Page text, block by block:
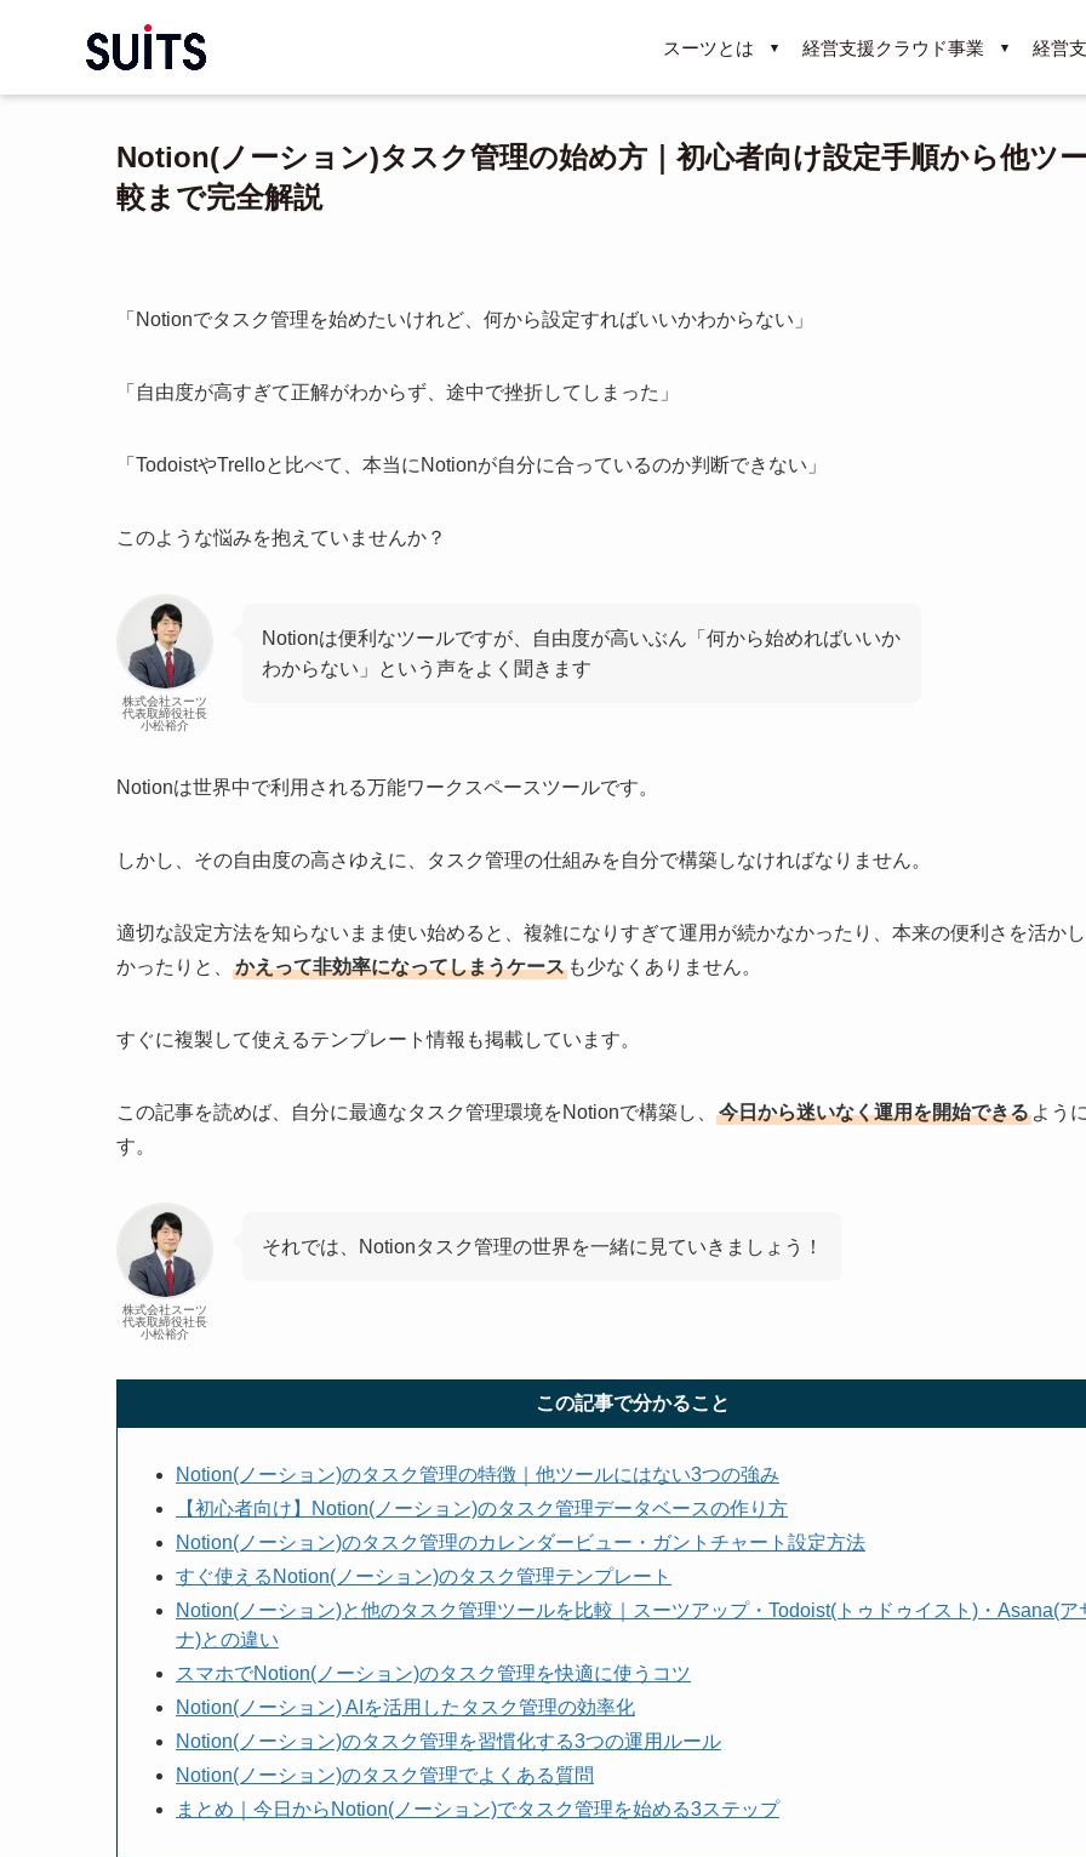
スーツとは 経営支援クラウド事業 経営
Notion(ノーション)タスク管理の始め方｜初心者向け設定手順から他ツ
較まで完全解説
「Notionでタスク管理を始めたいけれど、何から設定すればいいかわからない」
「自由度が高すぎて正解がわからず、途中で挫折してしまった」
「TodoistやTrelloと比べて、本当にNotionが自分に合っているのか判断できない」
このような悩みを抱えていませんか？
株式会社スーツ
代表取締役社長
小松裕介
Notionは便利なツールですが、自由度が高いぶん「何から始めればいいか
わからない」という声をよく聞きます
Notionは世界中で利用される万能ワークスペースツールです。
しかし、その自由度の高さゆえに、タスク管理の仕組みを自分で構築しなければなりません。
適切な設定方法を知らないまま使い始めると、複雑になりすぎて運用が続かなかったり、本来の便利さを活か
かったりと、
かえって非効率になってしまうケース も少なくありません。
すぐに複製して使えるテンプレート情報も掲載しています。
この記事を読めば、自分に最適なタスク管理環境をNotionで構築し、 今日から迷いなく運用を開始できる よう
す。
株式会社スーツ
代表取締役社長
小松裕介
それでは、Notionタスク管理の世界を一緒に見ていきましょう！
この記事で分かること
Notion(ノーション)のタスク管理の特徴｜他ツールにはない3つの強み
【初心者向け】Notion(ノーション)のタスク管理データベースの作り方
Notion(ノーション)のタスク管理のカレンダービュー・ガントチャート設定方法
すぐ使えるNotion(ノーション)のタスク管理テンプレート
Notion(ノーション)と他のタスク管理ツールを比較｜スーツアップ・Todoist(トゥドゥイスト)・Asana(ア
ナ)との違い
スマホでNotion(ノーション)のタスク管理を快適に使うコツ
Notion(ノーション) AIを活用したタスク管理の効率化
Notion(ノーション)のタスク管理を習慣化する3つの運用ルール
Notion(ノーション)のタスク管理でよくある質問
まとめ｜今日からNotion(ノーション)でタスク管理を始める3ステップ